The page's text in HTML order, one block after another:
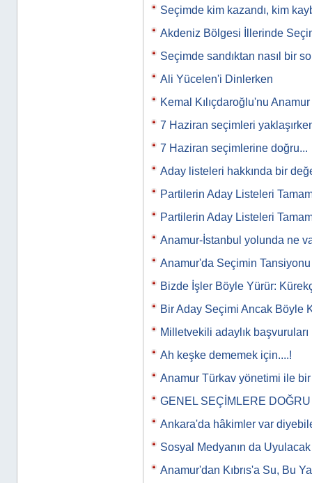
Seçimde kim kazandı, kim
Akdeniz Bölgesi İllerinde
Seçimde sandıktan nasıl bir
Ali Yücelen'i Dinlerken
Kemal Kılıçdaroğlu'nu
7 Haziran seçimleri
7 Haziran seçimlerine doğru...
Aday listeleri hakkında bir
Partilerin Aday Listeleri
Partilerin Aday Listeleri
Anamur-İstanbul yolunda ne
Anamur'da Seçimin
Bizde İşler Böyle Yürür:
Bir Aday Seçimi Ancak Böyle
Milletvekili adaylık başvuruları
Ah keşke dememek için....!
Anamur Türkav yönetimi ile
GENEL SEÇİMLERE DOĞRU
Ankara'da hâkimler var
Sosyal Medyanın da
Anamur'dan Kıbrıs'a Su, Bu